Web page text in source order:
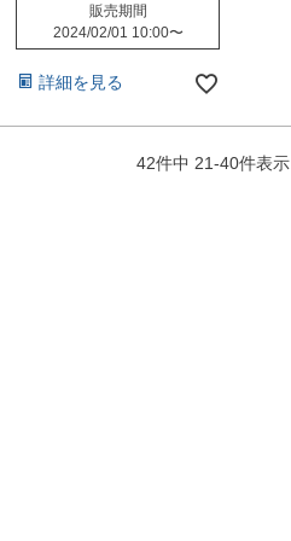
販売期間
2024/02/01 10:00〜
詳細を見る
42件中 21-40件表示